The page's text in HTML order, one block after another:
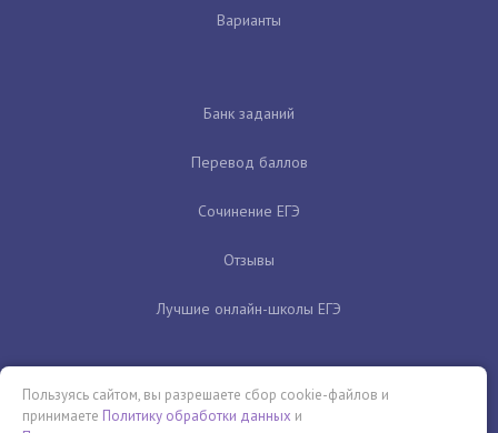
Варианты
Банк заданий
Перевод баллов
Сочинение ЕГЭ
Отзывы
Лучшие онлайн-школы ЕГЭ
Пользуясь сайтом, вы разрешаете сбор cookie-файлов и
принимаете Политику обработки данных и